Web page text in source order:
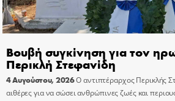
Βουβή συγκίνηση για τον
Περικλή Στεφανίδη
4 Αυγούστου, 2026Ο αντιπτέραρχος Περικλής
αιθέρες για να σώσει ανθρώπινες ζωές και